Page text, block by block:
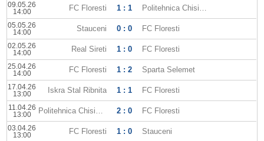
09.05.26
14:00
FC Floresti 1 : 1 Politehnica Chisinau
05.05.26
14:00
Stauceni 0 : 0 FC Floresti
02.05.26
14:00
Real Sireti 1 : 0 FC Floresti
25.04.26
14:00
FC Floresti 1 : 2 Sparta Selemet
17.04.26
13:00
Iskra Stal Ribnita 1 : 1 FC Floresti
11.04.26
13:00
Politehnica Chisinau 2 : 0 FC Floresti
03.04.26
13:00
FC Floresti 1 : 0 Stauceni